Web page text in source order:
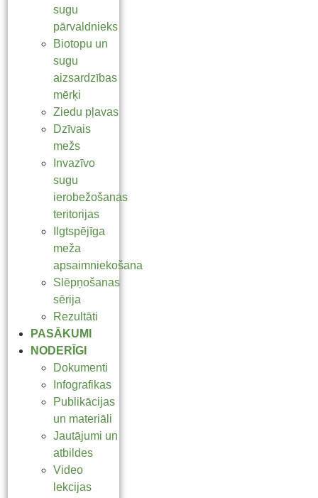
sugu
pārvaldnieks
Biotopu un
sugu
aizsardzības
mērķi
Ziedu pļavas
Dzīvais
mežs
Invazīvo
sugu
ierobežošanas
teritorijas
Ilgtspējīga
meža
apsaimniekošana
Slēpņošanas
sērija
Rezultāti
PASĀKUMI
NODERĪGI
Dokumenti
Infografikas
Publikācijas
un materiāli
Jautājumi un
atbildes
Video
lekcijas